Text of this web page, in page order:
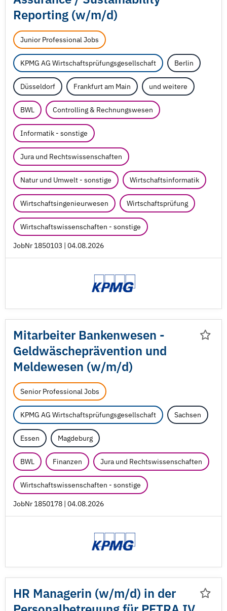
Reporting (w/m/d)
Junior Professional Jobs
KPMG AG Wirtschaftsprüfungsgesellschaft Berlin
Düsseldorf Frankfurt am Main und weitere
BWL Controlling & Rechnungswesen
Informatik - sonstige
Jura und Rechtswissenschaften
Natur und Umwelt - sonstige Wirtschaftsinformatik
Wirtschaftsingenieurwesen Wirtschaftsprüfung
Wirtschaftswissenschaften - sonstige
JobNr 1850103 | 04.08.2026
Mitarbeiter Bankenwesen -
Geldwäscheprävention und
Meldewesen (w/m/d)
Senior Professional Jobs
KPMG AG Wirtschaftsprüfungsgesellschaft Sachsen
Essen Magdeburg
BWL Finanzen Jura und Rechtswissenschaften
Wirtschaftswissenschaften - sonstige
JobNr 1850178 | 04.08.2026
HR Managerin (w/m/d) in der